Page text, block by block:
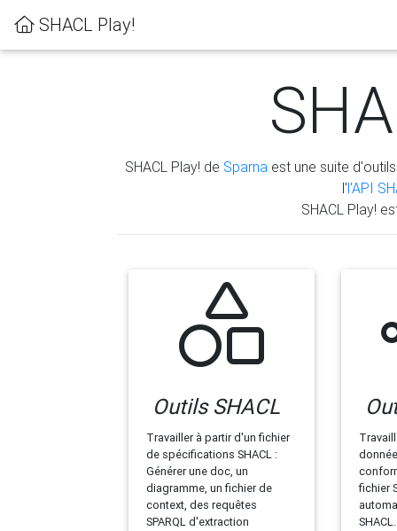
SHACL Play!
SHACL Play! de Sparna est une suite
l'l'API
SHACL Play!
Outils SHACL
Travailler à partir d'un fichier
de spécifications SHACL :
Générer une doc, un
diagramme, un fichier de
context, des requêtes
SPARQL d'extraction
fichier
SHACL.